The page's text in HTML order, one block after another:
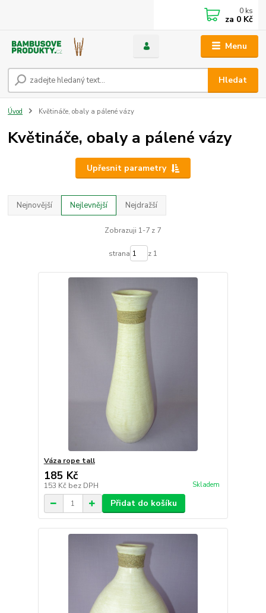
Menu
Hledat
0 ks
za 0 Kč
Úvod Květináče, obaly a pálené vázy
Květináče, obaly a pálené vázy
Upřesnit parametry
Nejnovější Nejlevnější Nejdražší
Zobrazuji 1-7 z 7
strana z 1
Váza rope tall
185 Kč
153 Kč bez DPH Skladem
Přidat do košíku